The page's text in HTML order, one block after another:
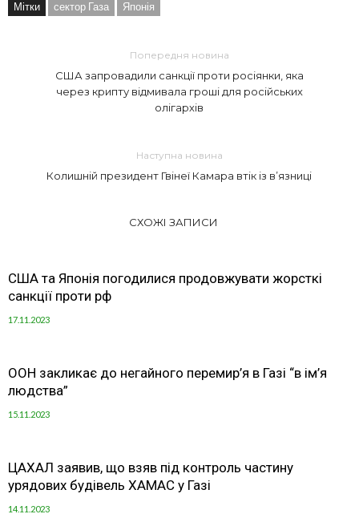
Мітки сектор Газа Японія
Попередня новина
США запровадили санкції проти росіянки, яка
через крипту відмивала гроші для російських
олігархів
Наступна новина
Колишній президент Гвінеї Камара втік із в’язниці
СХОЖІ ЗАПИСИ
США та Японія погодилися продовжувати жорсткі
санкції проти рф
17.11.2023
ООН закликає до негайного перемир’я в Газі “в ім’я
людства”
15.11.2023
ЦАХАЛ заявив, що взяв під контроль частину
урядових будівель ХАМАС у Газі
14.11.2023